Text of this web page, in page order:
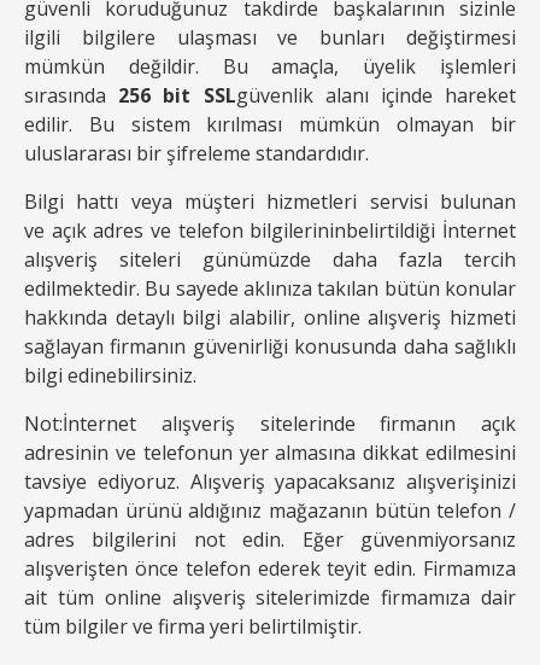
güvenli koruduğunuz takdirde başkalarının sizinle
ilgili bilgilere ulaşması ve bunları değiştirmesi
mümkün değildir. Bu amaçla, üyelik işlemleri
sırasında 256 bit SSLgüvenlik alanı içinde hareket
edilir. Bu sistem kırılması mümkün olmayan bir
uluslararası bir şifreleme standardıdır.
Bilgi hattı veya müşteri hizmetleri servisi bulunan
ve açık adres ve telefon bilgilerininbelirtildiği İnternet
alışveriş siteleri günümüzde daha fazla tercih
edilmektedir. Bu sayede aklınıza takılan bütün konular
hakkında detaylı bilgi alabilir, online alışveriş hizmeti
sağlayan firmanın güvenirliği konusunda daha sağlıklı
bilgi edinebilirsiniz.
Not:İnternet alışveriş sitelerinde firmanın açık
adresinin ve telefonun yer almasına dikkat edilmesini
tavsiye ediyoruz. Alışveriş yapacaksanız alışverişinizi
yapmadan ürünü aldığınız mağazanın bütün telefon /
adres bilgilerini not edin. Eğer güvenmiyorsanız
alışverişten önce telefon ederek teyit edin. Firmamıza
ait tüm online alışveriş sitelerimizde firmamıza dair
tüm bilgiler ve firma yeri belirtilmiştir.